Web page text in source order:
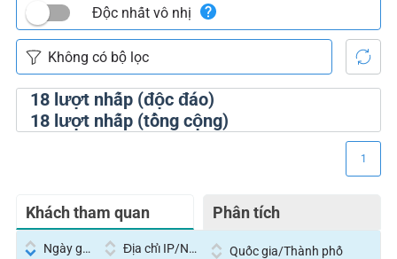
18lượt nhấp (độc đáo)
18lượt nhấp (tổng cộng)
Độc nhất vô nhị
Khách tham quan Phân tích
1
Ngày giờ Địa chỉ IP/Nhà cung cấp dịch vụ Quốc gia/Thành phố